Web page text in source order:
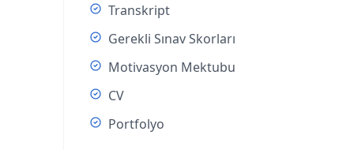
Transkript
Gerekli Sınav Skorları
Motivasyon Mektubu
CV
Portfolyo